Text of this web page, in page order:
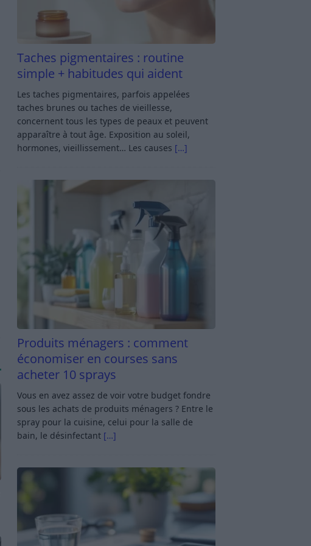
Taches pigmentaires : routine
simple + habitudes qui aident
Les taches pigmentaires, parfois appelées
taches brunes ou taches de vieillesse,
concernent tous les types de peaux et peuvent
apparaître à tout âge. Exposition au soleil,
hormones, vieillissement… Les causes […]
Produits ménagers : comment
économiser en courses sans
acheter 10 sprays
Vous en avez assez de voir votre budget fondre
sous les achats de produits ménagers ? Entre le
spray pour la cuisine, celui pour la salle de
bain, le désinfectant […]